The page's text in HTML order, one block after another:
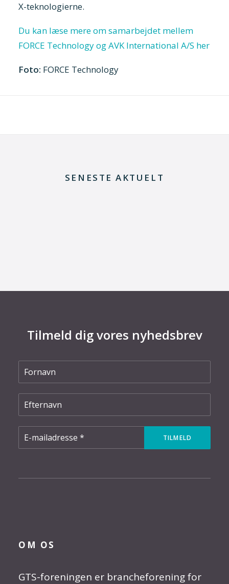
X-teknologierne.
Du kan læse mere om samarbejdet mellem
FORCE Technology og AVK International A/S her
Foto: FORCE Technology
SENESTE AKTUELT
Tilmeld dig vores nyhedsbrev
OM OS
GTS-foreningen er brancheforening for